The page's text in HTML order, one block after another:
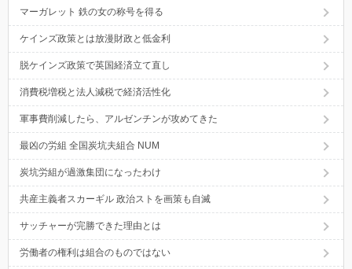
マーガレット 鉄の女の称号を得る
ケインズ政策とは放漫財政と低金利
脱ケインズ政策で英国経済立て直し
消費税増税と法人減税で経済活性化
軍事費削減したら、アルゼンチンが攻めてきた
最凶の労組 全国炭坑夫組合 NUM
炭坑労組が過激集団になったわけ
共産主義者スカーギル 政治ストを画策も自滅
サッチャーが完勝できた理由とは
労働者の権利は組合のものではない